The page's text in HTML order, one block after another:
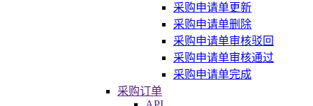
采购申请单更新
采购申请单删除
采购申请单审核驳回
采购申请单审核通过
采购申请单完成
采购订单